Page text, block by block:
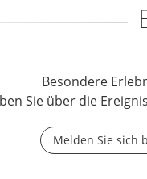
Besondere
Sie über die
Melden Sie sich